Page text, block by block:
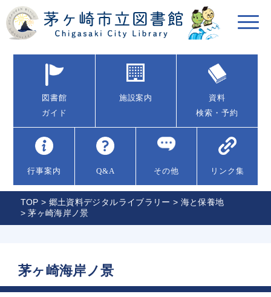
図書館
ガイド
施設案内
資料
検索・予約
行事案内 Q&A その他 リンク集
TOP > 郷土資料デジタルライブラリー > 海と保養地
> 茅ヶ崎海岸ノ景
茅ヶ崎海岸ノ景